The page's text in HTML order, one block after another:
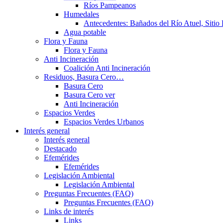
Ríos Pampeanos
Humedales
Antecedentes: Bañados del Río Atuel, Sitio
Agua potable
Flora y Fauna
Flora y Fauna
Anti Incineración
Coalición Anti Incineración
Residuos, Basura Cero…
Basura Cero
Basura Cero ver
Anti Incineración
Espacios Verdes
Espacios Verdes Urbanos
Interés general
Interés general
Destacado
Efemérides
Efemérides
Legislación Ambiental
Legislación Ambiental
Preguntas Frecuentes (FAQ)
Preguntas Frecuentes (FAQ)
Links de interés
Links